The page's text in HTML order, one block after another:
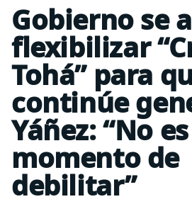
Gobierno se
flexibilizar
Tohá” para
continúe
Yáñez: “No
momento de
debilitar”